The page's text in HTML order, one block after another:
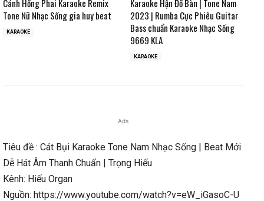
Cánh Hồng Phai Karaoke Remix
Tone Nữ Nhạc Sống gia huy beat
KARAOKE
Karaoke Hận Đồ Bàn | Tone Nam
2023 | Rumba Cực Phiêu Guitar
Bass chuẩn Karaoke Nhạc Sống
9669 KLA
KARAOKE
Ads
Tiêu đề : Cát Bụi Karaoke Tone Nam Nhạc Sống | Beat Mới
Dễ Hát Âm Thanh Chuẩn | Trọng Hiếu
Kênh: Hiếu Organ
Nguồn: https://www.youtube.com/watch?v=eW_iGasoC-U